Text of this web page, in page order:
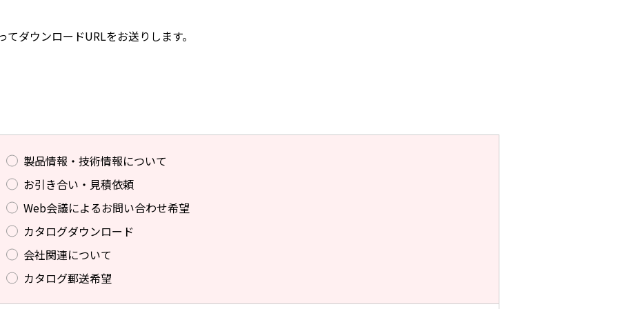
ダウンロードURLをお送りします。
製品情報・技術情報について
お引き合い・見積依頼
Web会議によるお問い合わせ希望
カタログダウンロード
会社関連について
カタログ郵送希望